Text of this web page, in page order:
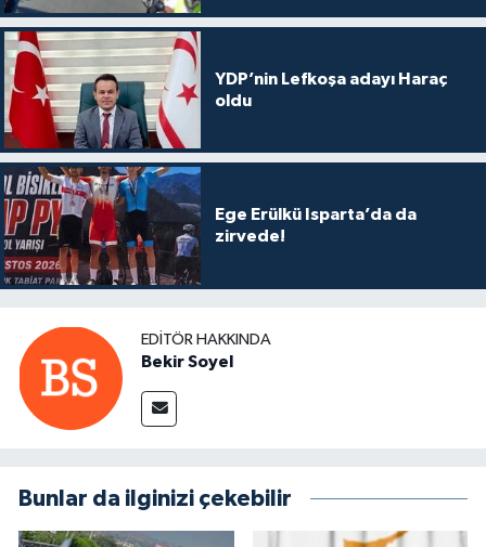
YDP’nin Lefkoşa adayı Haraç
oldu
Ege Erülkü Isparta’da da
zirvede!
EDITÖR HAKKINDA
Bekir Soyel
Bunlar da ilginizi çekebilir